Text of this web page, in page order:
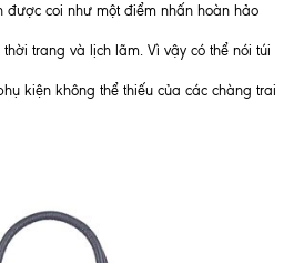
được coi như một điểm nhấn hoàn hảo
trang và lịch lãm. Vì vậy có thể nói túi
kiện không thể thiếu của các chàng trai